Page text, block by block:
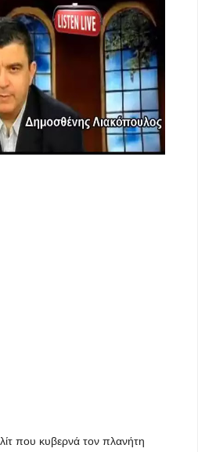
που κυβερνά τον πλανήτη